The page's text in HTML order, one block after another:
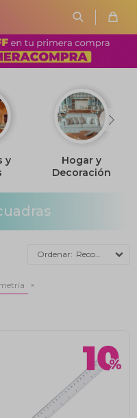
y
Hogar y
Decoración
Recomendados